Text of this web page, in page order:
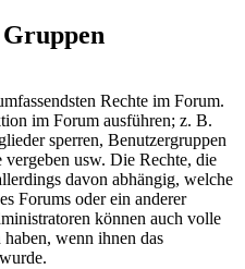
Rechte im Forum.
im Forum ausführen; z. B.
sperren, Benutzergruppen
usw. Die Rechte, die
davon abhängig, welche
Forums oder ein anderer
können auch volle
wenn ihnen das